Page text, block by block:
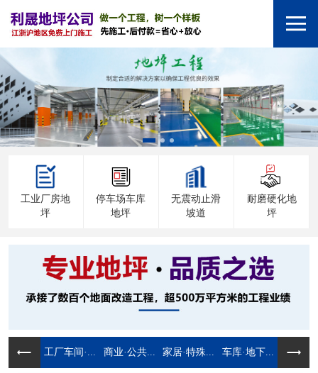
工业厂房地
坪
停车场车库
地坪
无震动止滑
坡道
耐磨硬化地
坪
工厂车间·... 商业·公共... 家居·特殊... 车库·地下...